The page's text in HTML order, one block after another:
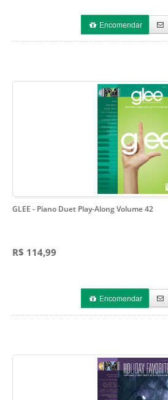
Encomendar
GLEE - Piano Duet Play-Along Volume 42
R$ 114,99
Encomendar